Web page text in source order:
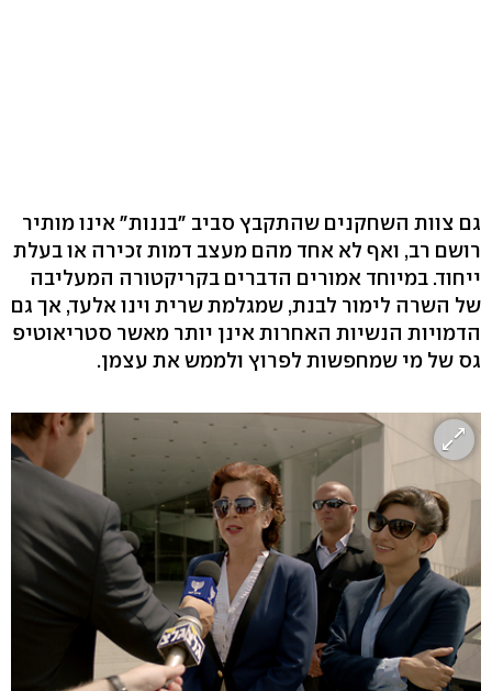
גם צוות השחקנים שהתקבץ סביב "בננות" אינו מותיר
רושם רב, ואף לא אחד מהם מעצב דמות זכירה או בעלת
ייחוד. במיוחד אמורים הדברים בקריקטורה המעליבה
של השרה לימור לבנת, שמגלמת שרית וינו אלעד, אך גם
הדמויות הנשיות האחרות אינן יותר מאשר סטריאוטיפ
גס של מי שמחפשות לפרוץ ולממש את עצמן.